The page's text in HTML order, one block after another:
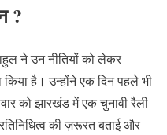
?
ने उन नीतियों को लेकर
है। उन्होंने एक दिन पहले भी
को झारखंड में एक चुनावी रैली
की ज़रूरत बताई और